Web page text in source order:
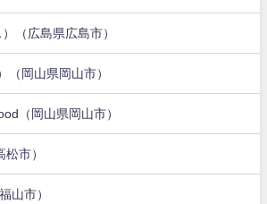
（広島県広島市）
（岡山県岡山市）
（岡山県岡山市）
市）
山市）